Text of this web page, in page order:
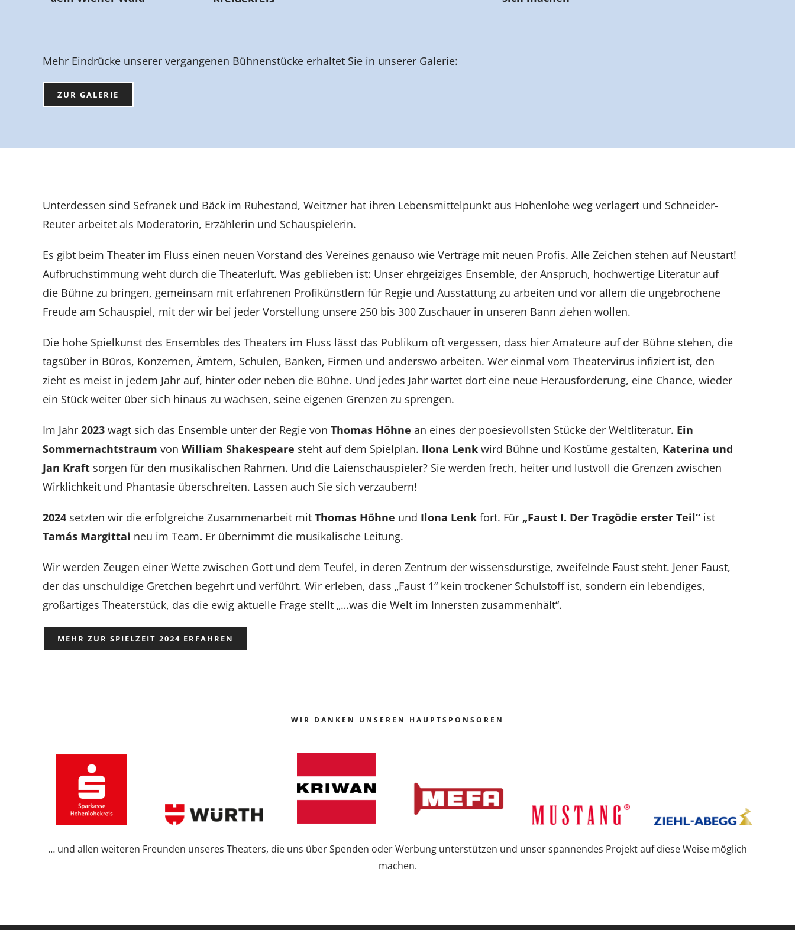
Mehr Eindrücke unserer vergangenen Bühnenstücke erhaltet Sie in unserer Galerie:
ZUR GALERIE
Unterdessen sind Sefranek und Bäck im Ruhestand, Weitzner hat ihren Lebensmittelpunkt aus Hohenlohe weg verlagert und Schneider-
Reuter arbeitet als Moderatorin, Erzählerin und Schauspielerin.
Es gibt beim Theater im Fluss einen neuen Vorstand des Vereines genauso wie Verträge mit neuen Profis. Alle Zeichen stehen auf Neustart!
Aufbruchstimmung weht durch die Theaterluft. Was geblieben ist: Unser ehrgeiziges Ensemble, der Anspruch, hochwertige Literatur auf
die Bühne zu bringen, gemeinsam mit erfahrenen Profikünstlern für Regie und Ausstattung zu arbeiten und vor allem die ungebrochene
Freude am Schauspiel, mit der wir bei jeder Vorstellung unsere 250 bis 300 Zuschauer in unseren Bann ziehen wollen.
Die hohe Spielkunst des Ensembles des Theaters im Fluss lässt das Publikum oft vergessen, dass hier Amateure auf der Bühne stehen, die
tagsüber in Büros, Konzernen, Ämtern, Schulen, Banken, Firmen und anderswo arbeiten. Wer einmal vom Theatervirus infiziert ist, den
zieht es meist in jedem Jahr auf, hinter oder neben die Bühne. Und jedes Jahr wartet dort eine neue Herausforderung, eine Chance, wieder
ein Stück weiter über sich hinaus zu wachsen, seine eigenen Grenzen zu sprengen.
Im Jahr 2023wagt sich das Ensemble unter der Regie von Thomas Höhne an eines der poesievollsten Stücke der Weltliteratur. Ein
Sommernachtstraum von William Shakespeare steht auf dem Spielplan. Ilona Lenkwird Bühne und Kostüme gestalten, Katerina und
Jan Kraftsorgen für den musikalischen Rahmen. Und die Laienschauspieler? Sie werden frech, heiter und lustvoll die Grenzen zwischen
Wirklichkeit und Phantasie überschreiten. Lassen auch Sie sich verzaubern!
2024setzten wir die erfolgreiche Zusammenarbeit mit Thomas Höhne und Ilona Lenkfort. Für „Faust I. Der Tragödie erster Teil“ist
Tamás Margittai neu im Team. Er übernimmt die musikalische Leitung.
Wirwerden Zeugen einer Wette zwischen Gott und dem Teufel, in deren Zentrum der wissensdurstige, zweifelnde Faust steht. Jener Faust,
der das unschuldige Gretchen begehrt und verführt. Wir erleben, dass „Faust 1“ kein trockener Schulstoff ist, sondern ein lebendiges,
großartiges Theaterstück, das die ewig aktuelle Frage stellt „…was die Welt im Innersten zusammenhält“.
MEHR ZUR SPIELZEIT 2024 ERFAHREN
WIR DANKEN UNSEREN HAUPTSPONSOREN
… und allen weiteren Freunden unseres Theaters, die uns über Spenden oder Werbung unterstützen und unser spannendes Projekt auf diese Weise möglich
machen.